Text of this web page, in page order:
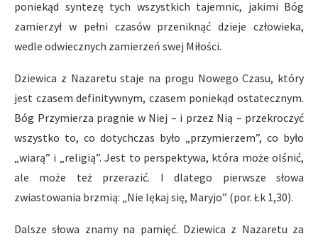
poniekąd syntezę tych wszystkich tajemnic, jakimi Bóg
zamierzył w pełni czasów przeniknąć dzieje człowieka,
wedle odwiecznych zamierzeń swej Miłości.
Dziewica z Nazaretu staje na progu Nowego Czasu, który
jest czasem definitywnym, czasem poniekąd ostatecznym.
Bóg Przymierza pragnie w Niej – i przez Nią – przekroczyć
wszystko to, co dotychczas było „przymierzem”, co było
„wiarą” i „religią”. Jest to perspektywa, która może olśnić,
ale może też przerazić. I dlatego pierwsze słowa
zwiastowania brzmią: „Nie lękaj się, Maryjo” (por. Łk 1,30).
Dalsze słowa znamy na pamięć. Dziewica z Nazaretu za